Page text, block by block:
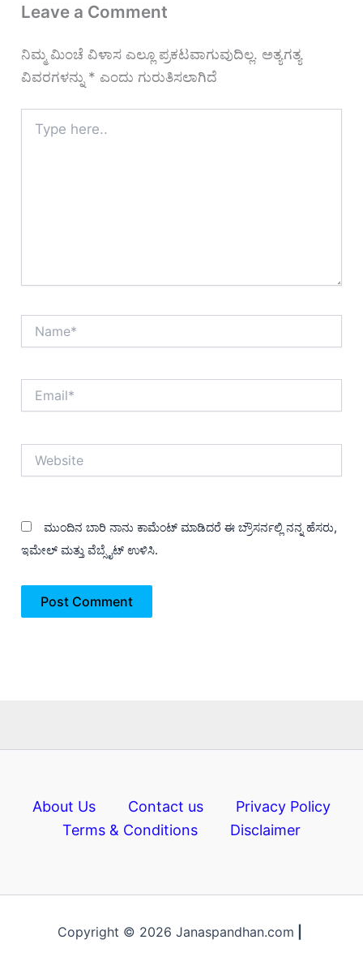
Leave a Comment
ನಿಮ್ಮ ಮಿಂಚೆ ವಿಳಾಸ ಎಲ್ಲೂ ಪ್ರಕಟವಾಗುವುದಿಲ್ಲ. ಅತ್ಯಗತ್ಯ
ವಿವರಗಳನ್ನು * ಎಂದು ಗುರುತಿಸಲಾಗಿದೆ
here..
ಮುಂದಿನ ಬಾರಿ ನಾನು ಕಾಮೆಂಟ್ ಮಾಡಿದರೆ ಈ ಬ್ರೌಸರ್ನಲ್ಲಿ ನನ್ನ ಹೆಸರು,
ಇಮೇಲ್ ಮತ್ತು ವೆಬ್ಸೈಟ್ ಉಳಿಸಿ.
About Us Contact us
Privacy Policy
Terms & Conditions
Disclaimer
Copyright © 2026 Janaspandhan.com